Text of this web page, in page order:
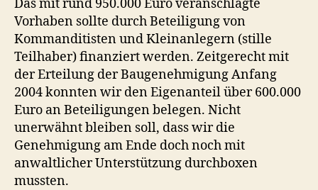
Das mit rund 950.000 Euro veranschlagte
Vorhaben sollte durch Beteiligung von
Kommanditisten und Kleinanlegern (stille
Teilhaber) finanziert werden. Zeitgerecht mit
der Erteilung der Baugenehmigung Anfang
2004 konnten wir den Eigenanteil über 600.000
Euro an Beteiligungen belegen. Nicht
unerwähnt bleiben soll, dass wir die
Genehmigung am Ende doch noch mit
anwaltlicher Unterstützung durchboxen
mussten.